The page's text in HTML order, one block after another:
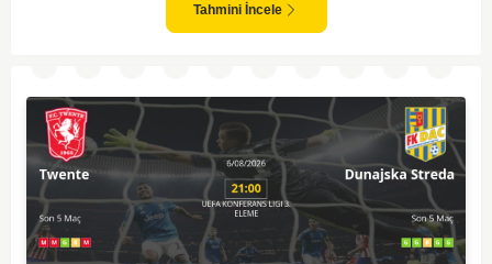
Tahmini İncele